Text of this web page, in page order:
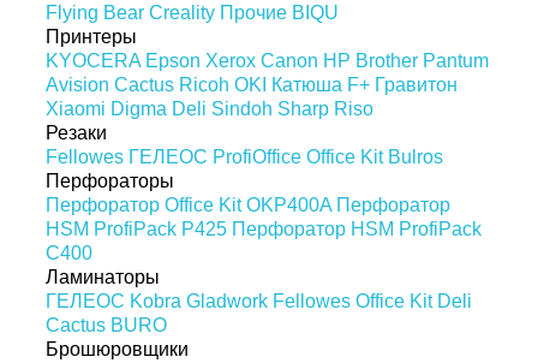
Flying Bear Creality Прочие BIQU
Принтеры
KYOCERA Epson Xerox Canon HP Brother Pantum
Avision Cactus Ricoh OKI Катюша F+ Гравитон
Xiaomi Digma Deli Sindoh Sharp Riso
Резаки
Fellowes ГЕЛЕОС ProfiOffice Office Kit Bulros
Перфораторы
Перфоратор Office Kit OKP400A Перфоратор
HSM ProfiPack P425 Перфоратор HSM ProfiPack
C400
Ламинаторы
ГЕЛЕОС Kobra Gladwork Fellowes Office Kit Deli
Cactus BURO
Брошюровщики